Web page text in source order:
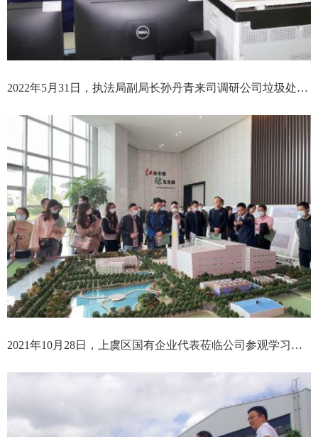
2022年5月31日，执法局副局长孙丹青来司调研公司垃圾处置情况
2021年10月28日，上虞区国有企业代表莅临公司参观学习公司党建工作开展情况